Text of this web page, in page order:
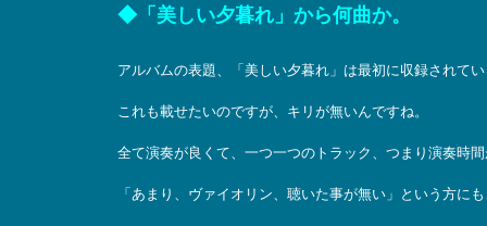
◆「美しい夕暮れ」から何曲か。
アルバムの表題、「美しい夕暮れ」は最初に収録されて
これも載せたいのですが、キリが無いんですね。
全て演奏が良くて、一つ一つのトラック、つまり演奏時
「あまり、ヴァイオリン、聴いた事が無い」という方に